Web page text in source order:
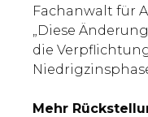
Fachanwalt für
„Diese
die
Mehr